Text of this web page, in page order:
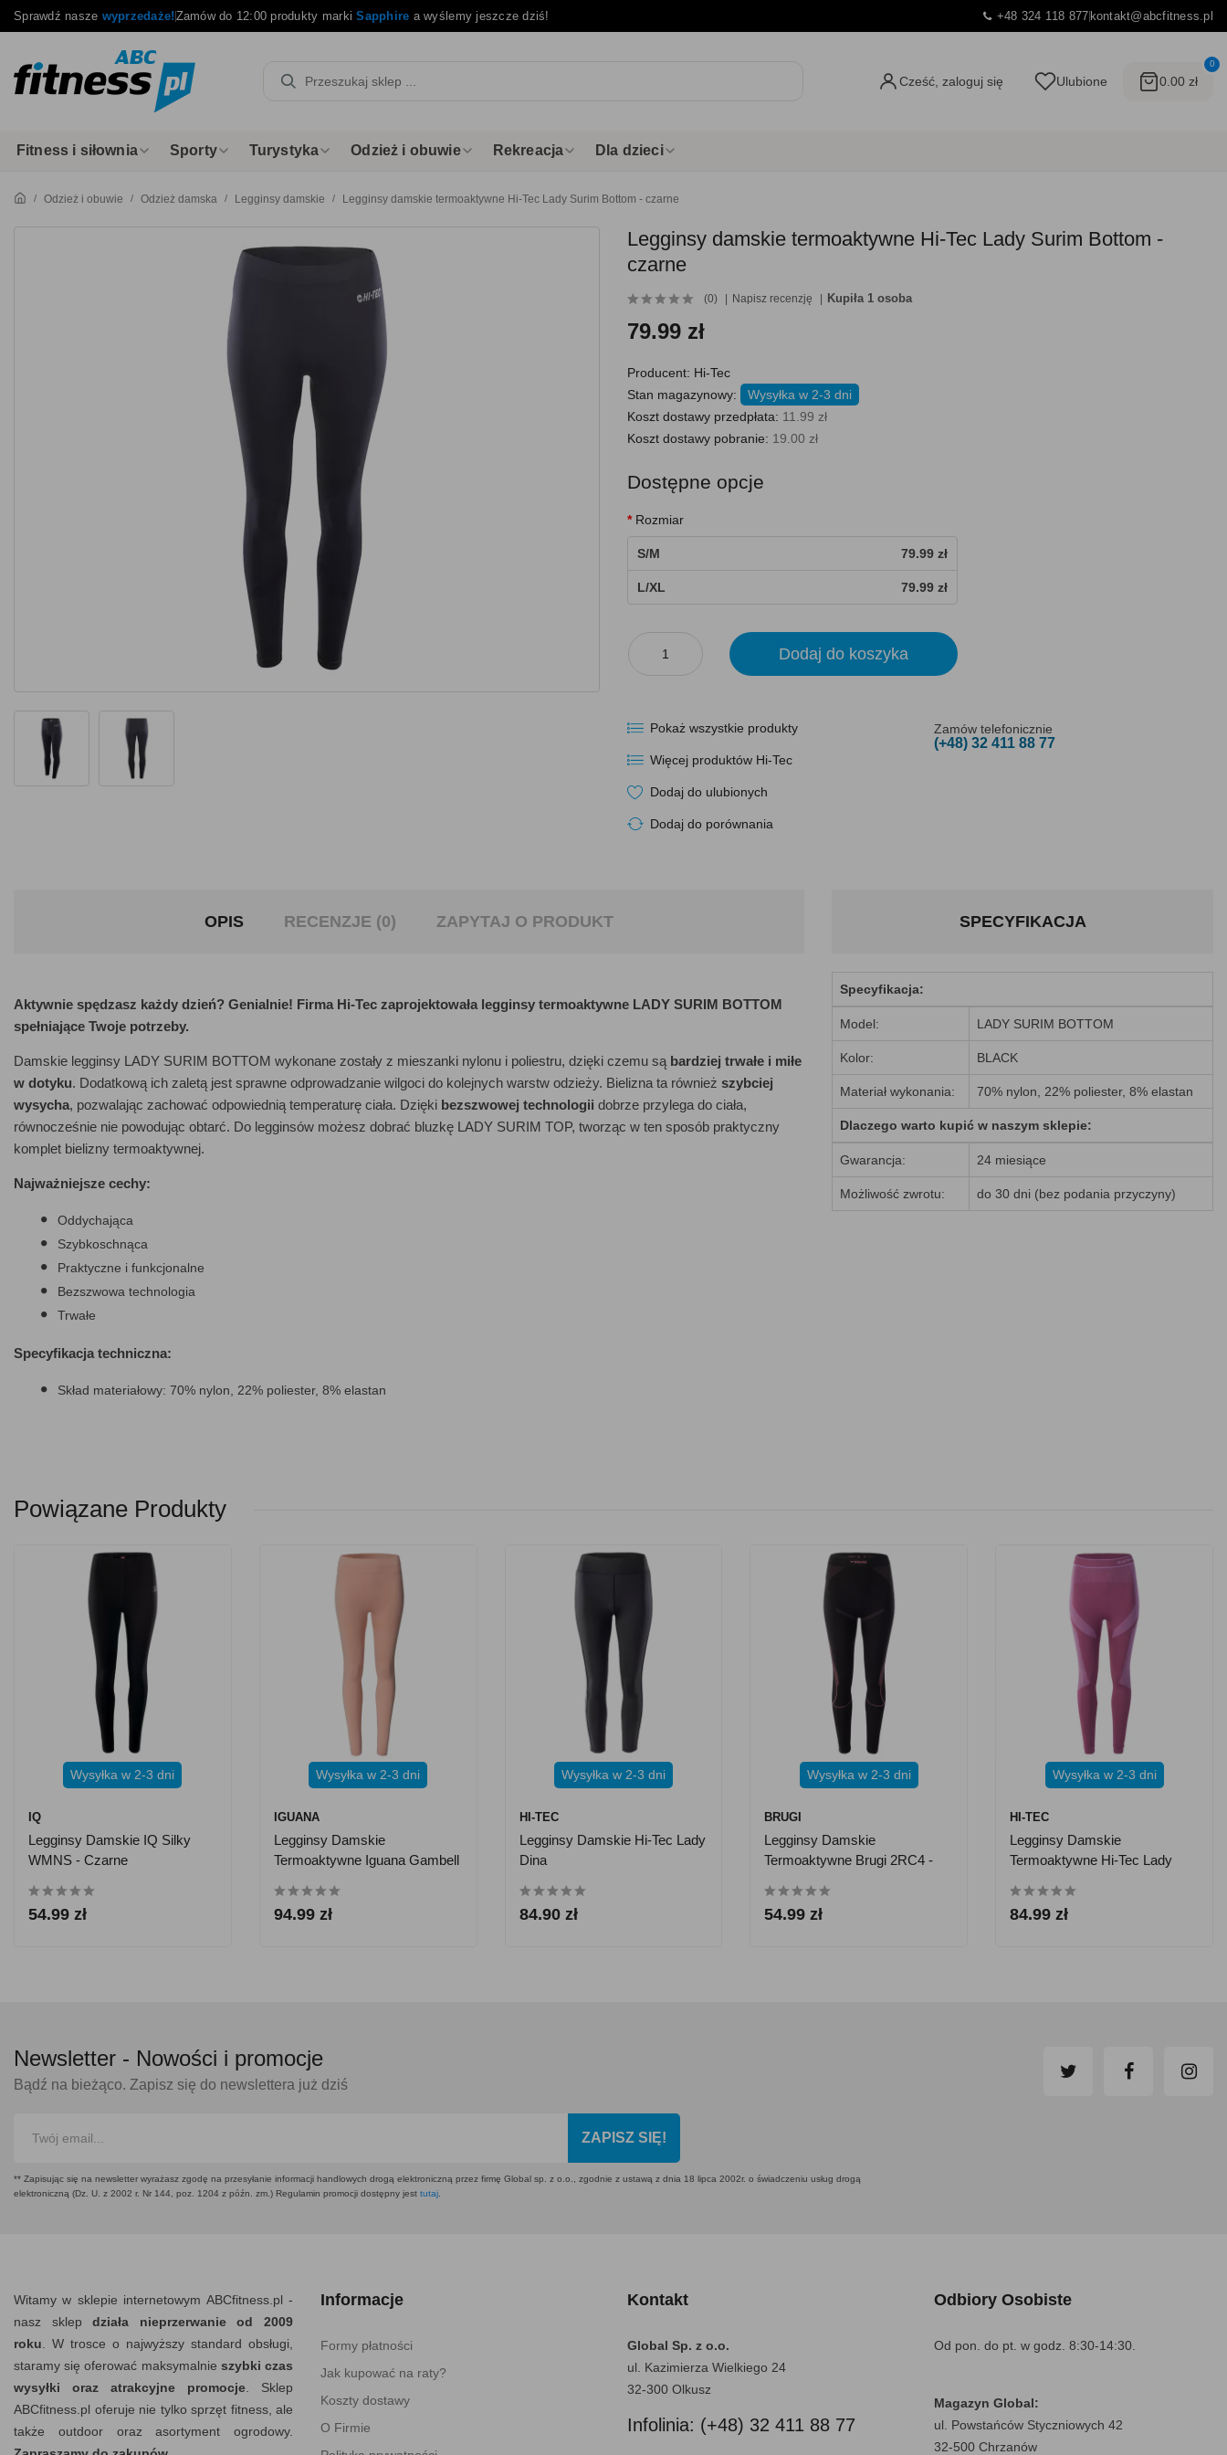
Sprawdź nasze wyprzedaże!Zamów do 12:00 produkty markiSapphire a wyślemy jeszcze dziś! +48 324 118 877kontakt@abcfitness.pl
Cześć, zaloguj się Ulubione
0
0.00 zł
Fitness i siłownia Sporty Turystyka Odzież i obuwie Rekreacja Dla dzieci
Odzież i obuwie Odzież damska Legginsy damskie Legginsy damskie termoaktywne Hi-Tec Lady Surim Bottom - czarne
Legginsy damskie termoaktywne Hi-Tec Lady Surim Bottom -
czarne
(0) Napisz recenzję Kupiła 1 osoba
79.99 zł
Producent: Hi-Tec
Stan magazynowy:
Wysyłka w 2-3 dni
Koszt dostawy przedpłata: 11.99 zł
Koszt dostawy pobranie: 19.00 zł
Dostępne opcje
Rozmiar
S/M 79.99 zł
L/XL 79.99 zł
Dodaj do koszyka
Pokaż wszystkie produkty
Więcej produktów Hi-Tec
Dodaj do ulubionych
Dodaj do porównania
Zamów telefonicznie
(+48) 32 411 88 77
OPIS RECENZJE (0) ZAPYTAJ O PRODUKT
Aktywnie spędzasz każdy dzień? Genialnie! Firma Hi-Tec zaprojektowała legginsy termoaktywne LADY SURIM BOTTOM
spełniające Twoje potrzeby.
Damskie legginsy LADY SURIM BOTTOM wykonane zostały z mieszanki nylonu i poliestru, dzięki czemu są bardziej trwałe i miłe
w dotyku. Dodatkową ich zaletą jest sprawne odprowadzanie wilgoci do kolejnych warstw odzieży. Bielizna ta również szybciej
wysycha, pozwalając zachować odpowiednią temperaturę ciała. Dzięki bezszwowej technologii dobrze przylega do ciała,
równocześnie nie powodując obtarć. Do legginsów możesz dobrać bluzkę LADY SURIM TOP, tworząc w ten sposób praktyczny
komplet bielizny termoaktywnej.
Najważniejsze cechy:
Oddychająca
Szybkoschnąca
Praktyczne i funkcjonalne
Bezszwowa technologia
Trwałe
Specyfikacja techniczna:
Skład materiałowy: 70% nylon, 22% poliester, 8% elastan
SPECYFIKACJA
Specyfikacja:
Model: LADY SURIM BOTTOM
Kolor: BLACK
Materiał wykonania: 70% nylon, 22% poliester, 8% elastan
Dlaczego warto kupić w naszym sklepie:
Gwarancja: 24 miesiące
Możliwość zwrotu: do 30 dni (bez podania przyczyny)
Powiązane Produkty
Wysyłka w 2-3 dni
IQ
Legginsy Damskie IQ Silky
WMNS - Czarne
54.99 zł
Wysyłka w 2-3 dni
IGUANA
Legginsy Damskie
Termoaktywne Iguana Gambell
94.99 zł
Wysyłka w 2-3 dni
HI-TEC
Legginsy Damskie Hi-Tec Lady
Dina
84.90 zł
Wysyłka w 2-3 dni
BRUGI
Legginsy Damskie
Termoaktywne Brugi 2RC4 -
54.99 zł
Wysyłka w 2-3 dni
HI-TEC
Legginsy Damskie
Termoaktywne Hi-Tec Lady
84.99 zł
Newsletter - Nowości i promocje
Bądź na bieżąco. Zapisz się do newslettera już dziś
ZAPISZ SIĘ!
** Zapisując się na newsletter wyrażasz zgodę na przesyłanie informacji handlowych drogą elektroniczną przez firmę Global sp. z o.o., zgodnie z ustawą z dnia 18 lipca 2002r. o świadczeniu usług drogą
elektroniczną (Dz. U. z 2002 r. Nr 144, poz. 1204 z późn. zm.) Regulamin promocji dostępny jest tutaj
Witamy w sklepie internetowym ABCfitness.pl -
nasz sklepdziała nieprzerwanie od 2009
roku . W trosce o najwyższy standard obsługi,
staramy się oferować maksymalnie szybki czas
wysyłki oraz atrakcyjne promocje . Sklep
ABCfitness.pl oferuje nie tylko sprzęt fitness, ale
także outdoor oraz asortyment ogrodowy.
Informacje
Formy płatności
Jak kupować na raty?
Koszty dostawy
O Firmie
Kontakt
Global Sp. z o.o.
ul. Kazimierza Wielkiego 24
32-300 Olkusz
Infolinia: (+48) 32 411 88 77
Odbiory Osobiste
Od pon. do pt. w godz. 8:30-14:30.
Magazyn Global:
ul. Powstańców Styczniowych 42
32-500 Chrzanów